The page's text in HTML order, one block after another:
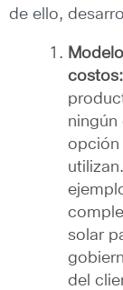
de ello,
costos:
ningún
opción
solar
del